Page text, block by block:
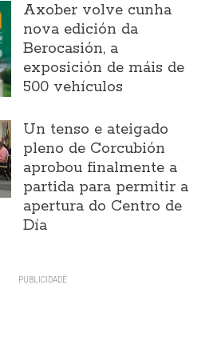
Axober volve cunha
nova edición da
Berocasión, a
exposición de máis de
500 vehículos
Un tenso e ateigado
pleno de Corcubión
aprobou finalmente a
partida para permitir a
apertura do Centro de
Día